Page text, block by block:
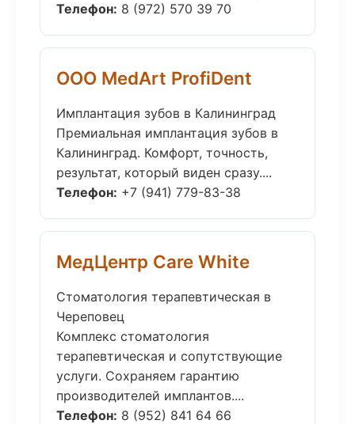
Телефон: 8 (972) 570 39 70
ООО MedArt ProfiDent
Имплантация зубов в Калининград
Премиальная имплантация зубов в
Калининград. Комфорт, точность,
результат, который виден сразу....
Телефон: +7 (941) 779-83-38
МедЦентр Care White
Стоматология терапевтическая в
Череповец
Комплекс стоматология
терапевтическая и сопутствующие
услуги. Сохраняем гарантию
производителей имплантов....
Телефон: 8 (952) 841 64 66